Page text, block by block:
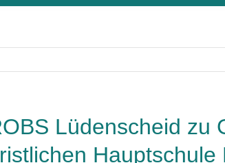
Lüdenscheid zu